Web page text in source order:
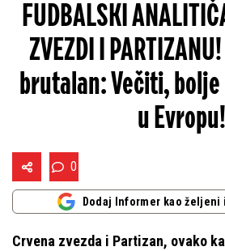
FUDBALSKI
ZVEZDI I
brutalan: Večiti, bolje
u Evropu!
0
Dodaj Informer kao željeni
Crvena zvezda i Partizan, ovako